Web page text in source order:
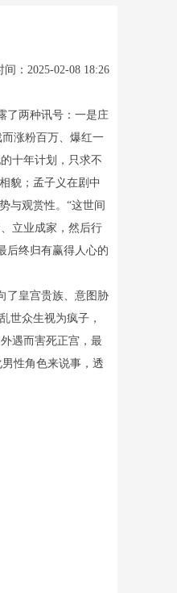
：2025-02-08 18:26
了两种讯号：一是庄
涨粉百万、爆红一
十年计划，只求不
貌；孟子义在剧中
与观赏性。“这世间
立业成家，然后行
后终归有赢得人心的
了皇宫贵族、意图胁
世众生视为疯子，
遇而害死正宫，最
性角色来说事，透